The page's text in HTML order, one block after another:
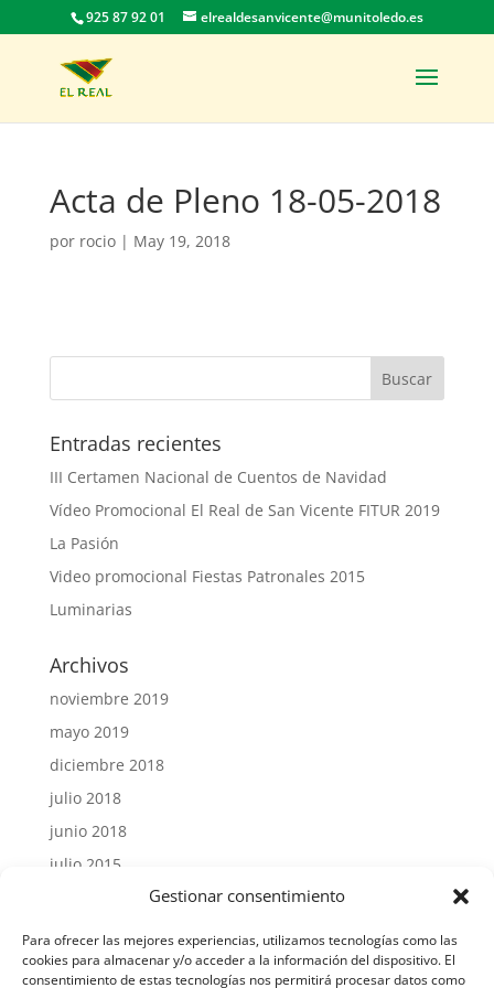
Gestionar consentimiento
Para ofrecer las mejores experiencias, utilizamos tecnologías como las
cookies para almacenar y/o acceder a la información del dispositivo. El
consentimiento de estas tecnologías nos permitirá procesar datos como
925 87 92 01 elrealdesanvicente@munitoledo.es
Acta de Pleno 18-05-2018
por rocio| May 19, 2018
Entradas recientes
III Certamen Nacional de Cuentos de Navidad
Vídeo Promocional El Real de San Vicente FITUR 2019
La Pasión
Video promocional Fiestas Patronales 2015
Luminarias
Archivos
noviembre 2019
mayo 2019
diciembre 2018
julio 2018
junio 2018
julio 2015